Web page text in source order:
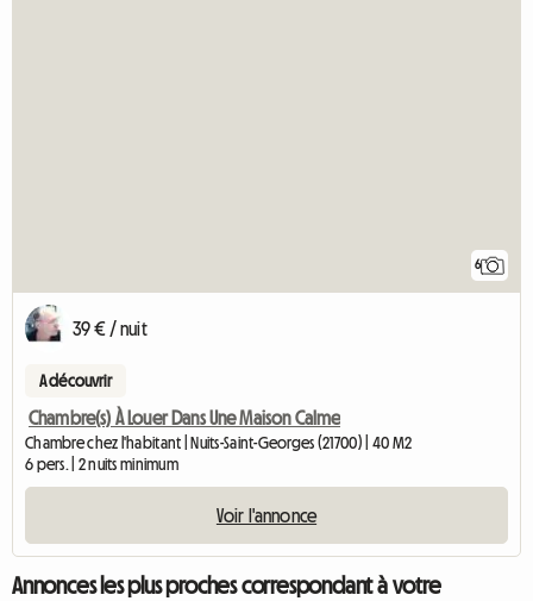
6
39 € / nuit
A découvrir
Chambre(s) À Louer Dans Une Maison Calme
Chambre chez l'habitant | Nuits-Saint-Georges (21700) | 40 M2
6 pers. | 2 nuits minimum
Voir l'annonce
Annonces les plus proches correspondant à votre